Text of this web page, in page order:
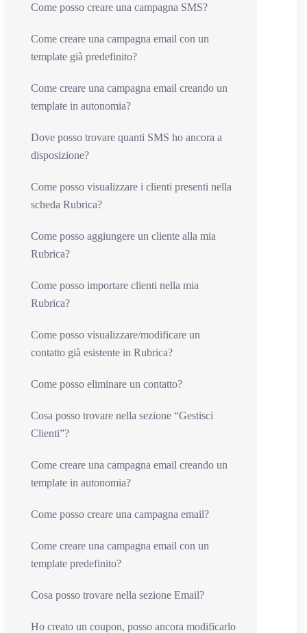
Come posso creare una campagna SMS?
Come creare una campagna email con un
template già predefinito?
Come creare una campagna email creando un
template in autonomia?
Dove posso trovare quanti SMS ho ancora a
disposizione?
Come posso visualizzare i clienti presenti nella
scheda Rubrica?
Come posso aggiungere un cliente alla mia
Rubrica?
Come posso importare clienti nella mia
Rubrica?
Come posso visualizzare/modificare un
contatto già esistente in Rubrica?
Come posso eliminare un contatto?
Cosa posso trovare nella sezione “Gestisci
Clienti”?
Come creare una campagna email creando un
template in autonomia?
Come posso creare una campagna email?
Come creare una campagna email con un
template predefinito?
Cosa posso trovare nella sezione Email?
Ho creato un coupon, posso ancora modificarlo